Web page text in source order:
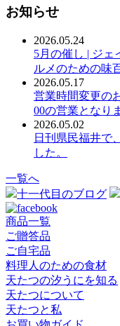
お知らせ
2026.05.24
5月の催し | ジェ
ルメのための味
2026.05.17
営業時間変更の
00の営業となり
2026.05.02
日刊県民福井で
した。
一覧へ
十一代目のブログ
商品一覧
ご贈答品
ご自宅品
料理人のための食材
天たつの汐うにを知る
天たつについて
天たつと私